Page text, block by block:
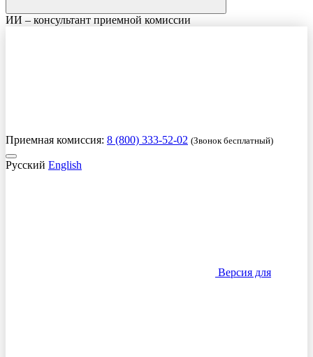
ИИ – консультант приемной комиссии
Приемная комиссия: 8 (800) 333-52-02 (Звонок бесплатный)
Русский English
Версия для